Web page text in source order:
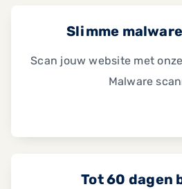
Slimme
Scan jouw website met
Malware
Tot 60 dagen